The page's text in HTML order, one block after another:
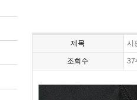
제목 시
조회수